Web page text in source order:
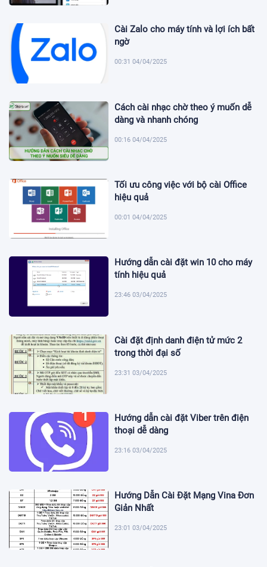
Cài Zalo cho máy tính và lợi ích bất
ngờ
00:31 04/04/2025
Cách cài nhạc chờ theo ý muốn dễ
dàng và nhanh chóng
00:16 04/04/2025
Tối ưu công việc với bộ cài Office
hiệu quả
00:01 04/04/2025
Hướng dẫn cài đặt win 10 cho máy
tính hiệu quả
23:46 03/04/2025
Cài đặt định danh điện tử mức 2
trong thời đại số
23:31 03/04/2025
Hướng dẫn cài đặt Viber trên điện
thoại dễ dàng
23:16 03/04/2025
Hướng Dẫn Cài Đặt Mạng Vina Đơn
Giản Nhất
23:01 03/04/2025